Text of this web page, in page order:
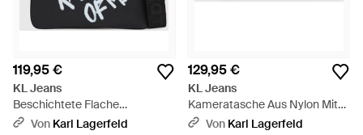
119,95 €
KL Jeans
Beschichtete Flache
Umhängetasche Mit Karl-Zitat,
Von Karl Lagerfeld
129,95 €
KL Jeans
Kameratasche Aus Nylon Mit
Grafikprint, Herren, Allover-
Von Karl Lagerfeld